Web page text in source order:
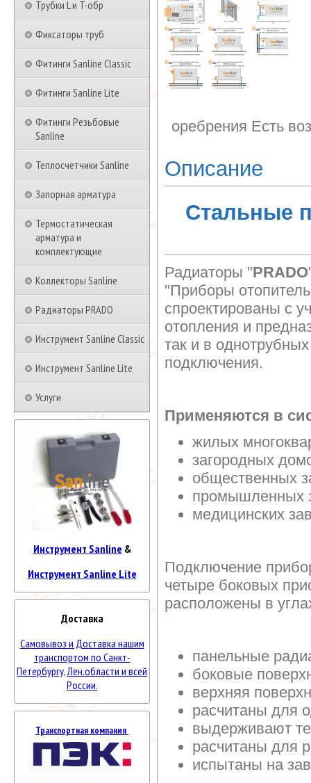
Трубки L и T-обр
Фиксаторы труб
Фитинги Sanline Classic
Фитинги Sanline Lite
Фитинги Резьбовые
Sanline
Теплосчетчики Sanline
Запорная арматура
Термостатическая
арматура и
комплектующие
Коллекторы Sanline
Радиаторы PRADO
Инструмент Sanline Classic
Инструмент Sanline Lite
Услуги
Инструмент Sanline &
Инструмент Sanline Lite
Доставка
Самовывоз и Доставка нашим
транспортом по Санкт-
Петербургу, Лен.области и всей
России.
Транспортная компания
оребрения Есть
Описание
Стальные
Радиаторы "PRADO
"Приборы
спроектированы с
отопления и
так и в
подключения.
Применяются в
жилых
загородных
общественных
промышленных
медицинских
Подключение
четыре боковых
расположены в
панельные
боковые
верхняя
расчитаны для
выдерживают
расчитаны для
испытаны на